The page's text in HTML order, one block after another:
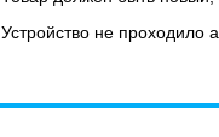
Устройство не проходило